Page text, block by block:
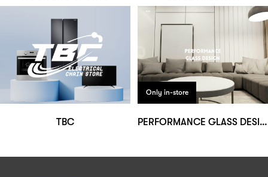
TBC
Only in-store
PERFORMANCE GLASS DESIGN